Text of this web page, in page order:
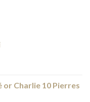
Charlie 10 Pierres